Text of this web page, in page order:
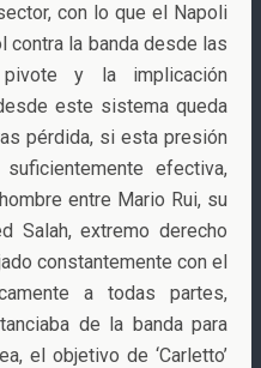
con lo que el Napoli
contra la banda desde las
y la implicación
este sistema queda
pérdida, si esta presión
efectiva,
entre Mario Rui, su
Salah, extremo derecho
constantemente con el
a todas partes,
de la banda para
el objetivo de ‘Carletto’